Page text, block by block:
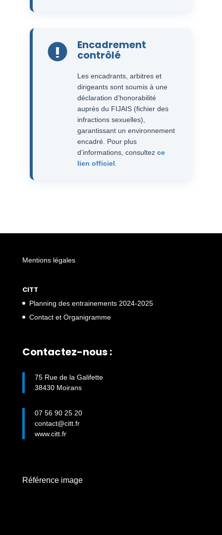
Encadrement
contrôlé
Les encadrants, arbitres et
dirigeants sont soumis à une
déclaration d’honorabilité
auprès du FIJAIS (fichier des
infractions sexuelles),
garantissant un environnement
encadré. Pour plus
d’informations, consultezce
lien officiel
Mentions légales
CITT
Planning des entrainements 2024-2025
Contact et Organigramme
Contactez-nous :
75 Rue de la Galifette
38430 Moirans
07 56 90 25 20
contact@citt.fr
www.citt.fr
Référence image